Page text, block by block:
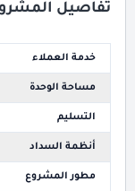
تفاصيل
خدمة العملاء
مساحة الوحدة
التسليم
أنظمة السداد
مطور المشروع